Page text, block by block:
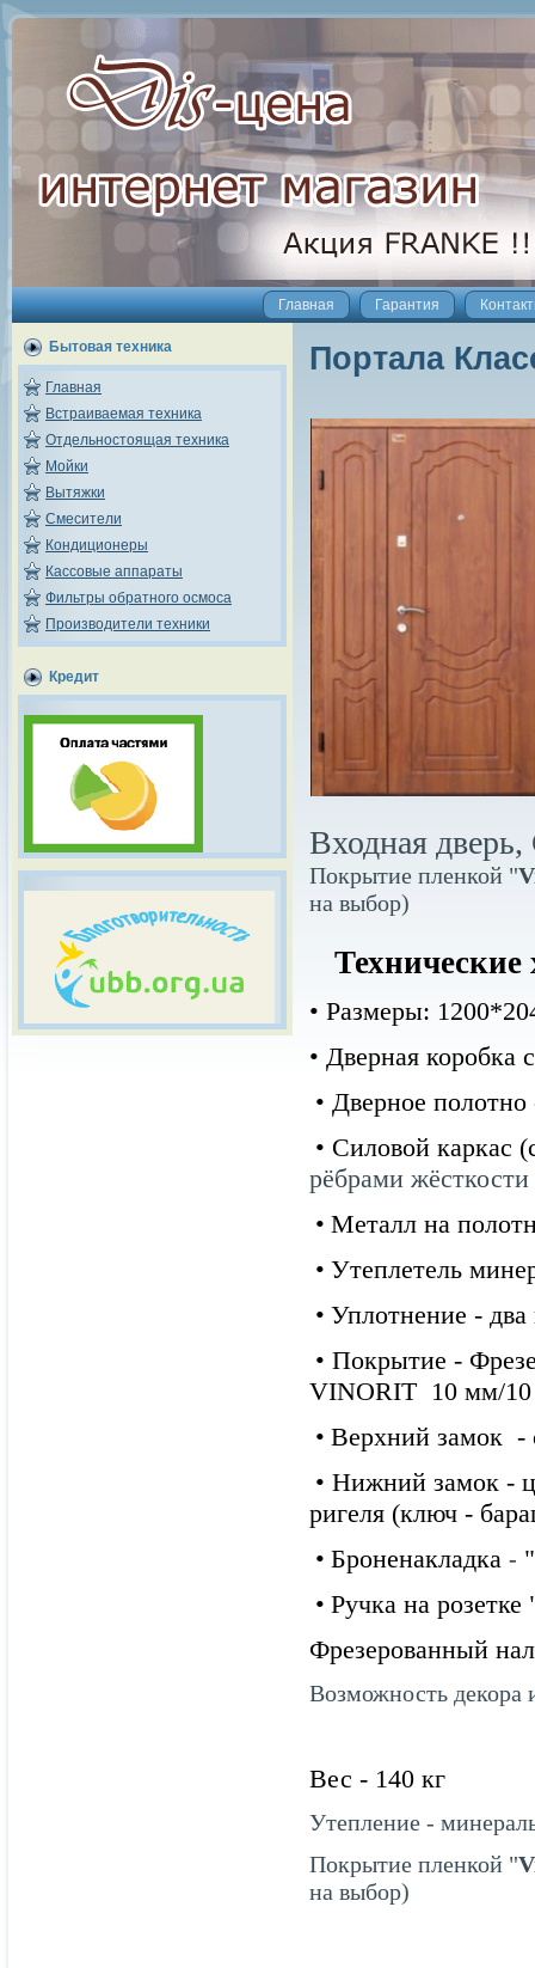
Главная Гарантия
Бытовая техника
Главная
Встраиваемая техника
Отдельностоящая техника
Мойки
Вытяжки
Смесители
Кондиционеры
Кассовые аппараты
Фильтры обратного осмоса
Производители техники
Кредит
Портала
Входная
Покрытие пленкой "
на выбор)
Технические
• Размеры:
• Дверная коробка
• Дверное
• Силовой каркас
рёбрами
• Металл на
• Утеплетель
• Уплотнение - два
• Покрытие -
VINORIT 10 мм/10
• Верхний замок -
• Нижний замок -
ригеля (ключ -
• Броненакладка -
• Ручка на
Фрезерованный
Возможность декора
Вес - 140 кг
Утепление -
Покрытие пленкой "
на выбор)